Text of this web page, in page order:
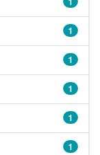
1
1
1
1
1